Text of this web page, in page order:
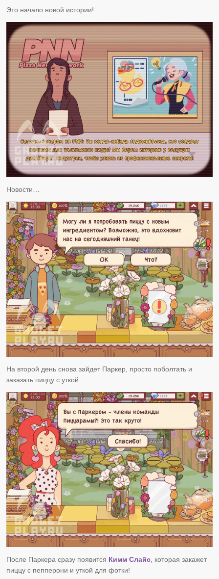
Это начало новой истории!
Новости…
На второй день снова зайдет Паркер, просто поболтать и
заказать пиццу с уткой.
После Паркера сразу появится Кимм Слайс , которая закажет
пиццу с пепперони и уткой для фотки!